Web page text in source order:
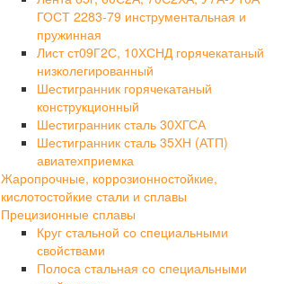
ГОСТ 2283-79 инструментальная и
пружинная
Лист ст09Г2С, 10ХСНД горячекатаный
низколегированный
Шестигранник горячекатаный
конструкционный
Шестигранник сталь 30ХГСА
Шестигранник сталь 35ХН (АТП)
авиатехприемка
Жаропрочные, коррозионностойкие,
кислотостойкие стали и сплавы
Прецизионные сплавы
Круг стальной со специальными
свойствами
Полоса стальная со специальными